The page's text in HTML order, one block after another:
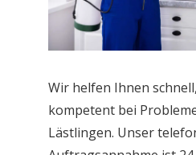
Wir helfen Ihnen
kompetent bei Problemen mit Schädlingen und
Lästlingen. Unser